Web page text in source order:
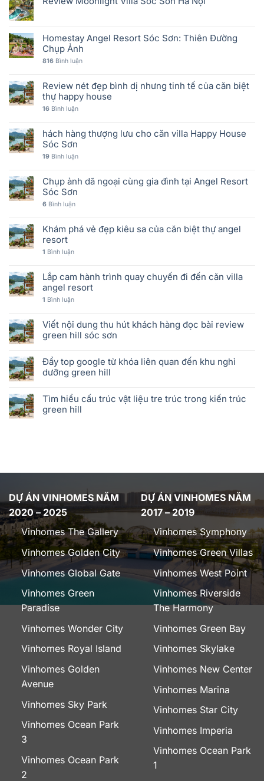
Homestay Angel Resort Sóc Sơn: Thiên Đường
Chụp Ảnh
816 Bình luận
Review nét đẹp bình dị nhưng tinh tế của căn biệt
thự happy house
16 Bình luận
hách hàng thượng lưu cho căn villa Happy House
Sóc Sơn
19 Bình luận
Chụp ảnh dã ngoại cùng gia đình tại Angel Resort
Sóc Sơn
6 Bình luận
Khám phá vẻ đẹp kiêu sa của căn biệt thự angel
resort
1 Bình luận
Lắp cam hành trình quay chuyến đi đến căn villa
angel resort
1 Bình luận
Viết nội dung thu hút khách hàng đọc bài review
green hill sóc sơn
Đẩy top google từ khóa liên quan đến khu nghỉ
dưỡng green hill
Tìm hiểu cấu trúc vật liệu tre trúc trong kiến trúc
green hill
DỰ ÁN VINHOMES NĂM
2020 – 2025
Vinhomes The Gallery
Vinhomes Golden City
Vinhomes Global Gate
Vinhomes Green
Paradise
Vinhomes Wonder City
Vinhomes Royal Island
Vinhomes Golden
Avenue
Vinhomes Sky Park
Vinhomes Ocean Park
3
Vinhomes Ocean Park
2
DỰ ÁN VINHOMES NĂM
2017 – 2019
Vinhomes Symphony
Vinhomes Green Villas
Vinhomes West Point
Vinhomes Riverside
The Harmony
Vinhomes Green Bay
Vinhomes Skylake
Vinhomes New Center
Vinhomes Marina
Vinhomes Star City
Vinhomes Imperia
Vinhomes Ocean Park
1